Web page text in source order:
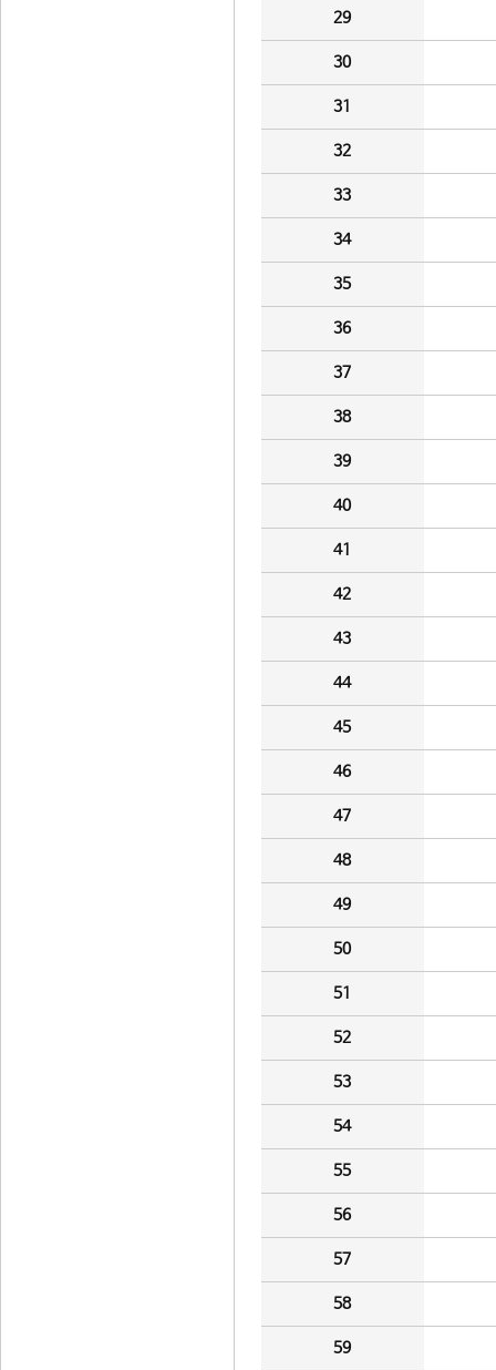
29
30
31
32
33
34
35
36
37
38
39
40
41
42
43
44
45
46
47
48
49
50
51
52
53
54
55
56
57
58
59